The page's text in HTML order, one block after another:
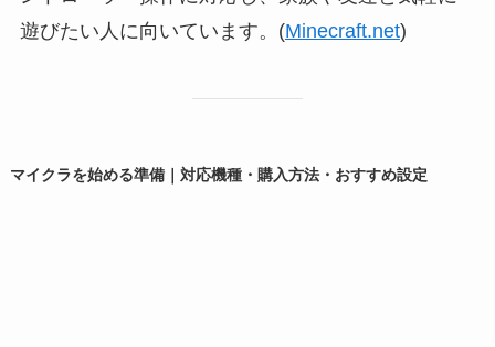
遊びたい人に向いています。(Minecraft.net)
マイクラを始める準備｜対応機種・購入方法・おすすめ設定